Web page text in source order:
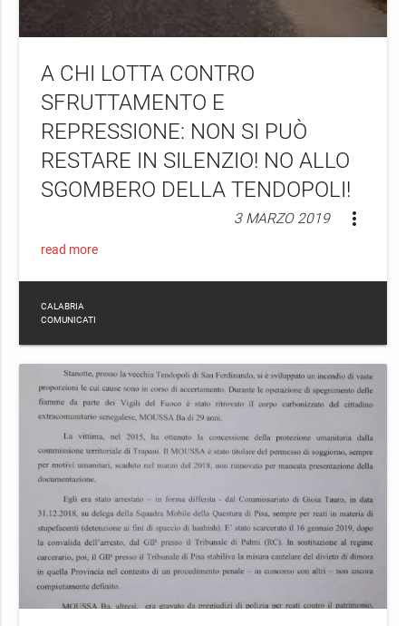
A CHI LOTTA CONTRO
SFRUTTAMENTO E
REPRESSIONE: NON SI PUÒ
RESTARE IN SILENZIO! NO ALLO
SGOMBERO DELLA TENDOPOLI!
more_vert
3 MARZO 2019
read more
CALABRIA
COMUNICATI